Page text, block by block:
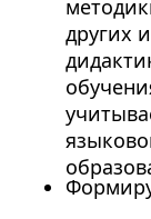
других